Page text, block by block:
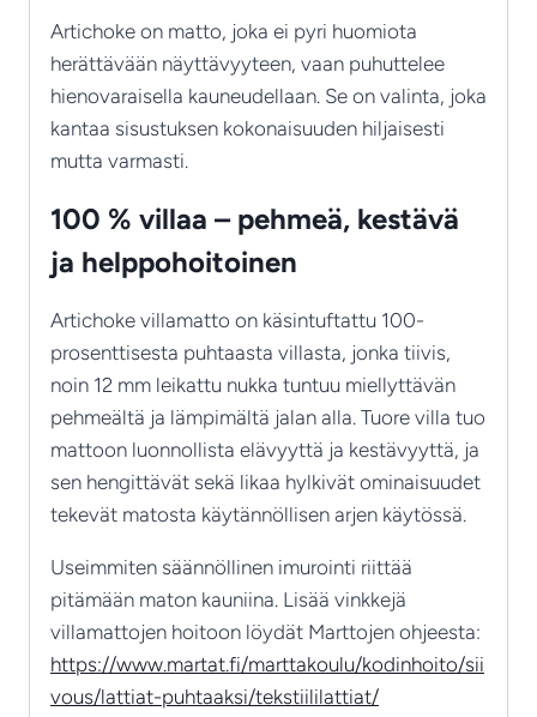
Artichoke on matto, joka ei pyri huomiota
herättävään näyttävyyteen, vaan puhuttelee
hienovaraisella kauneudellaan. Se on valinta, joka
kantaa sisustuksen kokonaisuuden hiljaisesti
mutta varmasti.
100 % villaa – pehmeä, kestävä
ja helppohoitoinen
Artichoke villamatto on käsintuftattu 100-
prosenttisesta puhtaasta villasta, jonka tiivis,
noin 12 mm leikattu nukka tuntuu miellyttävän
pehmeältä ja lämpimältä jalan alla. Tuore villa tuo
mattoon luonnollista elävyyttä ja kestävyyttä, ja
sen hengittävät sekä likaa hylkivät ominaisuudet
tekevät matosta käytännöllisen arjen käytössä.
Useimmiten säännöllinen imurointi riittää
pitämään maton kauniina. Lisää vinkkejä
villamattojen hoitoon löydät Marttojen ohjeesta:
https://www.martat.fi/marttakoulu/kodinhoito/sii
vous/lattiat-puhtaaksi/tekstiililattiat/